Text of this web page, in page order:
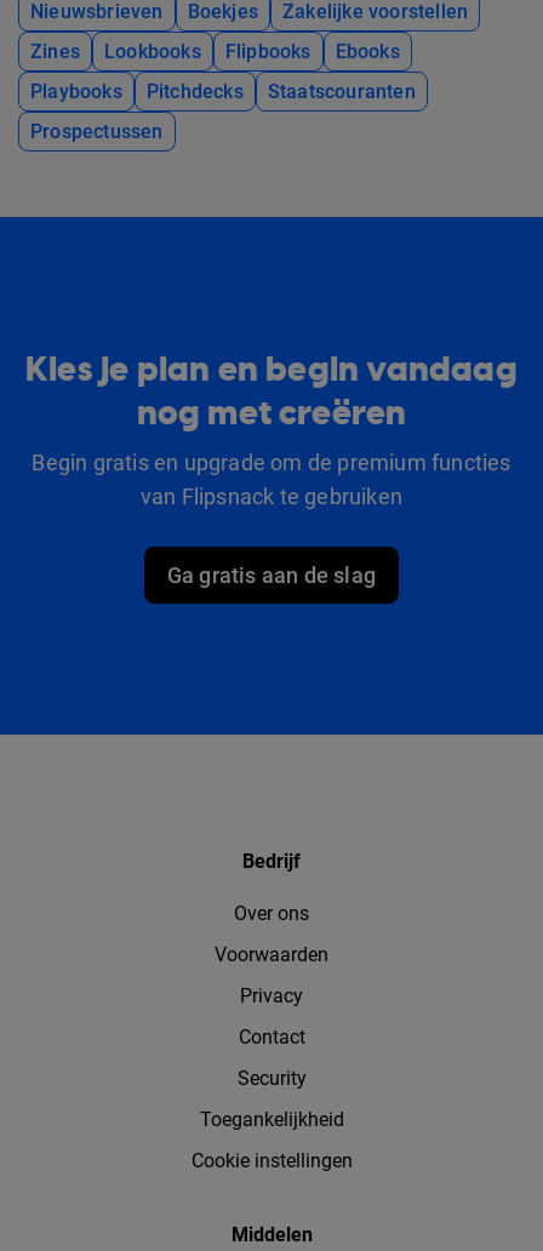
Nieuwsbrieven
Boekjes
Zakelijke voorstellen
Zines
Lookbooks Flipbooks
Ebooks
Playbooks
Pitchdecks
Staatscouranten
Prospectussen
Kies je plan en begin vandaag
nog met creëren
Begin gratis en upgrade om de premium functies
van Flipsnack te gebruiken
Ga gratis aan de slag
Bedrijf
Over ons
Voorwaarden
Privacy
Contact
Security
Toegankelijkheid
Cookie instellingen
Middelen